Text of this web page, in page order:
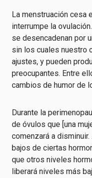
La menstruación cesa
interrumpe la
se desencadenan por
sin los cuales nuestro
ajustes, y pueden
preocupantes. Entre
cambios de humor de
Durante la
de óvulos que [una
comenzará a
bajos de ciertas
que otros niveles
liberará niveles más